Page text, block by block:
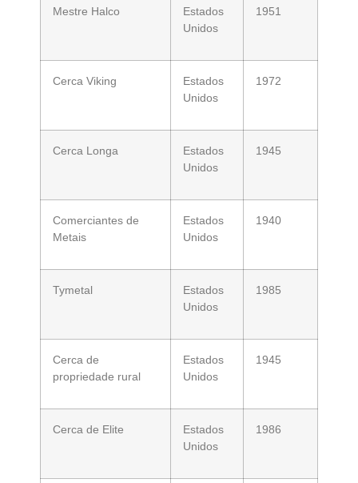
Mestre Halco
Estados
Unidos
1951
Cerca Viking
Estados
Unidos
1972
Cerca Longa
Estados
Unidos
1945
Comerciantes de
Metais
Estados
Unidos
1940
Tymetal
Estados
Unidos
1985
Cerca de
propriedade rural
Estados
Unidos
1945
Cerca de Elite
Estados
Unidos
1986